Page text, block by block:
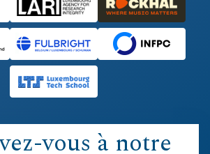
vous à notre